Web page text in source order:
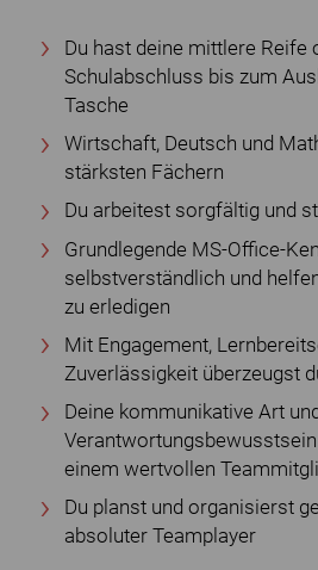
Du hast deine mittlere Reife
Schulabschluss bis zum
Tasche
Wirtschaft, Deutsch und
stärksten Fächern
Du arbeitest sorgfältig und
Grundlegende MS-Office-
selbstverständlich und
zu erledigen
Mit Engagement,
Zuverlässigkeit überzeugst
Deine kommunikative Art
einem wertvollen
Du planst und organisierst
absoluter Teamplayer